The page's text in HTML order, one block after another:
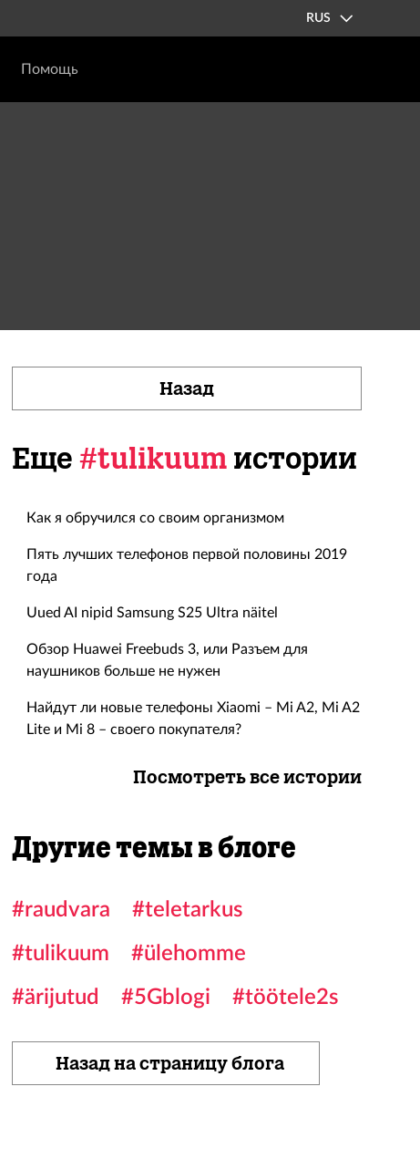
RUS
Помощь
Назад
Еще #tulikuum истории
Как я обручился со своим организмом
Пять лучших телефонов первой половины 2019
года
Uued AI nipid Samsung S25 Ultra näitel
Обзор Huawei Freebuds 3, или Разъем для
наушников больше не нужен
Найдут ли новые телефоны Xiaomi – Mi A2, Mi A2
Lite и Mi 8 – своего покупателя?
Посмотреть все истории
Другие темы в блоге
#raudvara
#teletarkus
#tulikuum
#ülehomme
#ärijutud
#5Gblogi #töötele2s
Назад на страницу блога